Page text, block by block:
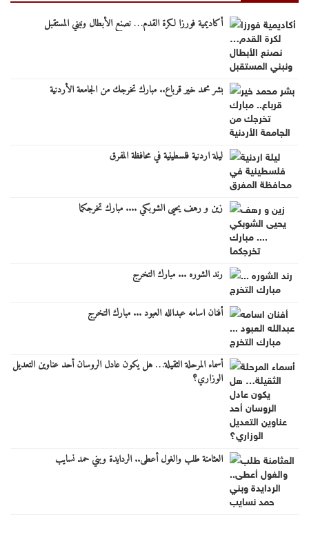
أكاديمية فورزا لكرة القدم… نصنع الأبطال ونبني المستقبل
بشر محمد خير قرباع.. مبارك تخرجك من الجامعة الأردنية
ليلة اردنية فلسطينية في محافظة المفرق
زين و رهف يحيى الشوبكي .... مبارك تخرجكما
رند الشوره ... مبارك التخرج
أفنان اسامه عبدالله العبود ... مبارك التخرج
أسماء المرحلة الثقيلة… هل يكون عادل الروسان أحد عناوين التعديل
الوزاري؟
العثامنة طلب والغول أعطى.. الردايدة وبني حمد نسايب